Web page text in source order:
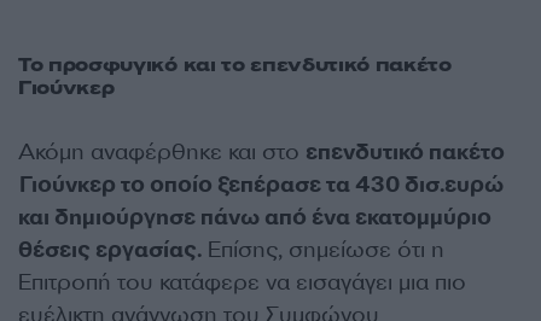
Το προσφυγικό και το επενδυτικό πακέτο
Γιούνκερ
Ακόμη αναφέρθηκε και στο επενδυτικό πακέτο
Γιούνκερ το οποίο ξεπέρασε τα 430 δισ.ευρώ
και δημιούργησε πάνω από ένα εκατομμύριο
θέσεις εργασίας. Επίσης, σημείωσε ότι η
Επιτροπή του κατάφερε να εισαγάγει μια πιο
ευέλικτη ανάγνωση του Συμφώνου